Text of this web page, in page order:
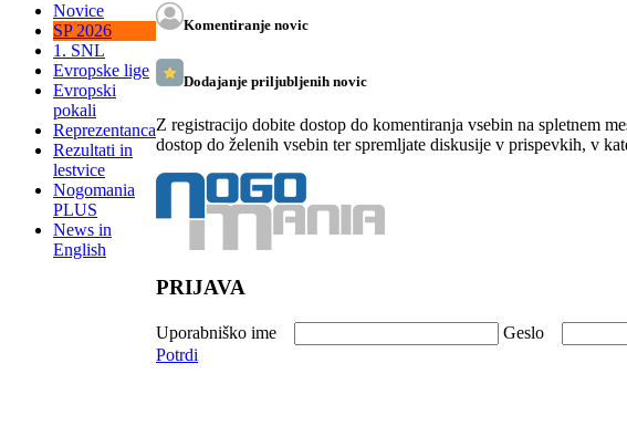
Novice
SP 2026
1. SNL
Evropske lige
Evropski
pokali
Reprezentanca
Rezultati in
lestvice
Nogomania
PLUS
News in
English
Komentiranje novic
Dodajanje priljubljenih novic
Z registracijo dobite dostop do komentiranja vsebin na spletnem
dostop do želenih vsebin ter spremljate diskusije v prispevkih, v
PRIJAVA
Uporabniško ime Geslo
Potrdi